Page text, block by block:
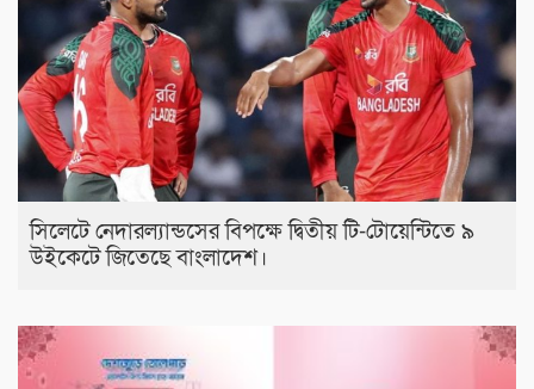
সিলেটে নেদারল্যান্ডসের বিপক্ষে দ্বিতীয় টি-টোয়েন্টিতে ৯
উইকেটে জিতেছে বাংলাদেশ।